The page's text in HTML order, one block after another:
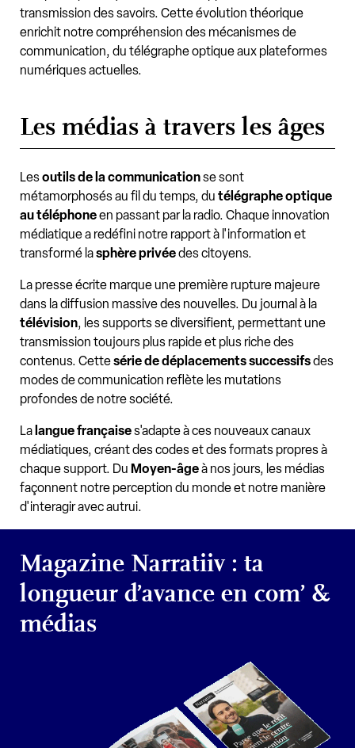
transmission des savoirs. Cette évolution théorique
enrichit notre compréhension des mécanismes de
communication, du télégraphe optique aux plateformes
numériques actuelles.
Les médias à travers les âges
Lesoutils de la communicationse sont
métamorphosés au fil du temps, du télégraphe optique
au téléphoneen passant par la radio. Chaque innovation
médiatique a redéfini notre rapport à l'information et
transformé lasphère privéedes citoyens.
La presse écrite marque une première rupture majeure
dans la diffusion massive des nouvelles. Du journal à la
télévision, les supports se diversifient, permettant une
transmission toujours plus rapide et plus riche des
contenus. Cettesérie de déplacements successifsdes
modes de communication reflète les mutations
profondes de notre société.
La langue françaises'adapte à ces nouveaux canaux
médiatiques, créant des codes et des formats propres à
chaque support. Du Moyen-âgeà nos jours, les médias
façonnent notre perception du monde et notre manière
d'interagir avec autrui.
Magazine Narratiiv : ta
longueur d’avance en com’ &
médias